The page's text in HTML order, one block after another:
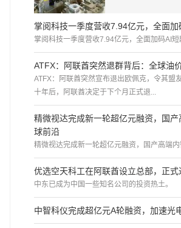
掌阅科技一季度营收7.94亿元，全面加
掌阅科技一季度营收7.94亿元，全面加码AI短
ATFX：阿联酋突然退群背后：全球油
ATFX：阿联酋突然宣布退出欧佩克，令其盟
十年后，阿联酋决定于下个月正式退...
精微视达完成新一轮超亿元融资，国
球前沿
精微视达完成新一轮超亿元融资，国产高端
优选空天科工在阿联酋设立总部，正
中东已成为中国一些知名公司的投资热土。
中智科仪完成超亿元A轮融资，加速光